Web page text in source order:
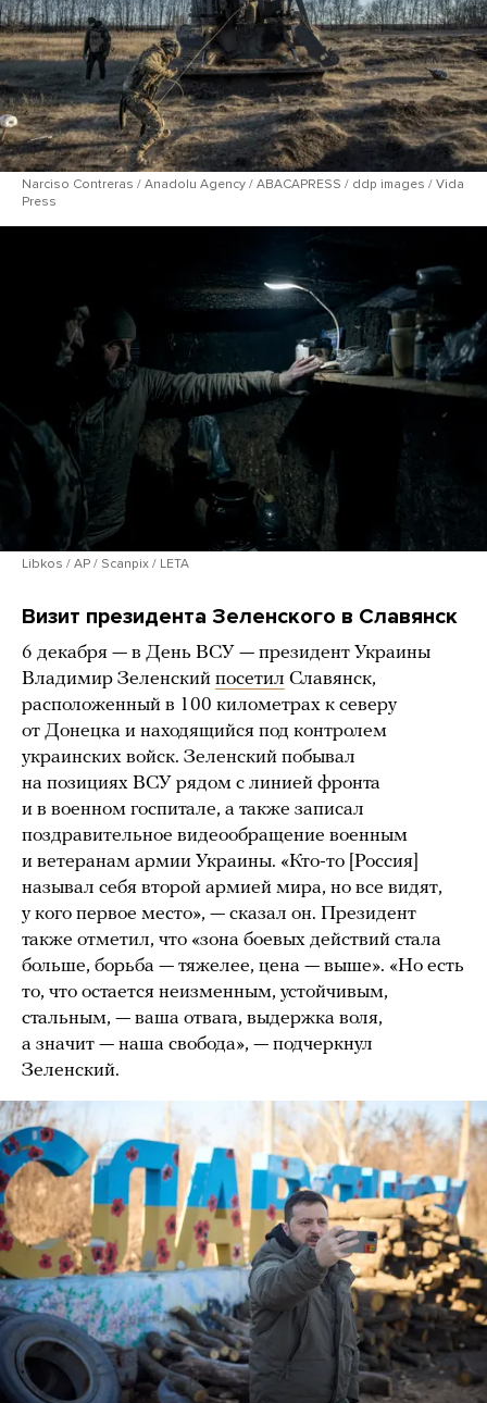
Narci​so Contreras / Anadolu Agency / ABACAPRESS / ddp images / Vida
Press
Libkos / AP / Scanpix / LETA
Визит президента Зеленского в Славянск
6 декабря — в День ВСУ — президент Украины
Владимир Зеленский посетил Славянск,
расположенный в 100 километрах к северу
от Донецка и находящийся под контролем
украинских войск. Зеленский побывал
на позициях ВСУ рядом с линией фронта
и в военном госпитале, а также записал
поздравительное видеообращение военным
и ветеранам армии Украины. «Кто-то [Россия]
называл себя второй армией мира, но все видят,
у кого первое место», — сказал он. Президент
также отметил, что «зона боевых действий стала
больше, борьба — тяжелее, цена — выше». «Но есть
то, что остается неизменным, устойчивым,
стальным, — ваша отвага, выдержка воля,
а значит — наша свобода», — подчеркнул
Зеленский.